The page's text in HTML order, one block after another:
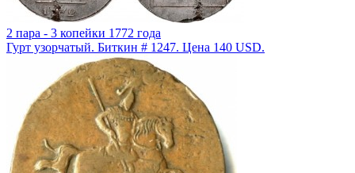
2 пара - 3 копейки 1772 года
Гурт узорчатый. Биткин # 1247. Цена 140 USD.